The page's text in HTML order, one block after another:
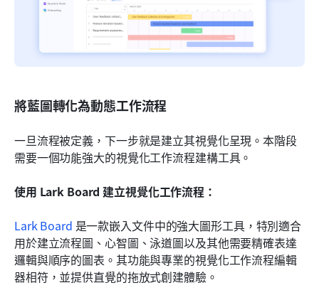
將藍圖轉化為動態工作流程
一旦流程被定義，下一步就是建立其視覺化呈現。本階段
需要一個功能強大的視覺化工作流程建構工具。
使用 Lark Board 建立視覺化工作流程：
Lark Board 是一款嵌入文件中的強大圖形工具，特別適合
用於建立流程圖、心智圖、泳道圖以及其他需要精確表達
邏輯與順序的圖表。其功能與專業的視覺化工作流程編輯
器相符，並提供直覺的拖放式創建體驗。